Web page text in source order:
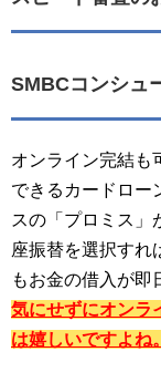
SMBCコンシュ
オンライン完結も
できるカードロー
スの「プロミス」
座振替を選択すれ
もお金の借入が即
気にせずにオンラ
は嬉しいですよね。